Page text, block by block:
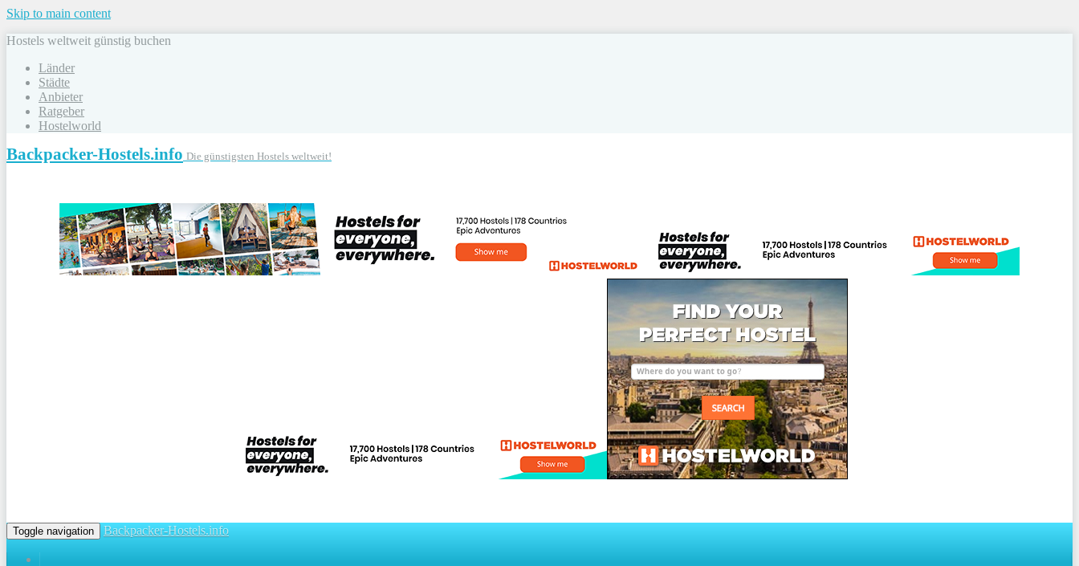
Skip to main content
Hostels weltweit günstig buchen
Länder
Städte
Anbieter
Ratgeber
Hostelworld
Backpacker-Hostels.info Die günstigsten Hostels weltweit!
Toggle navigation Backpacker-Hostels.info